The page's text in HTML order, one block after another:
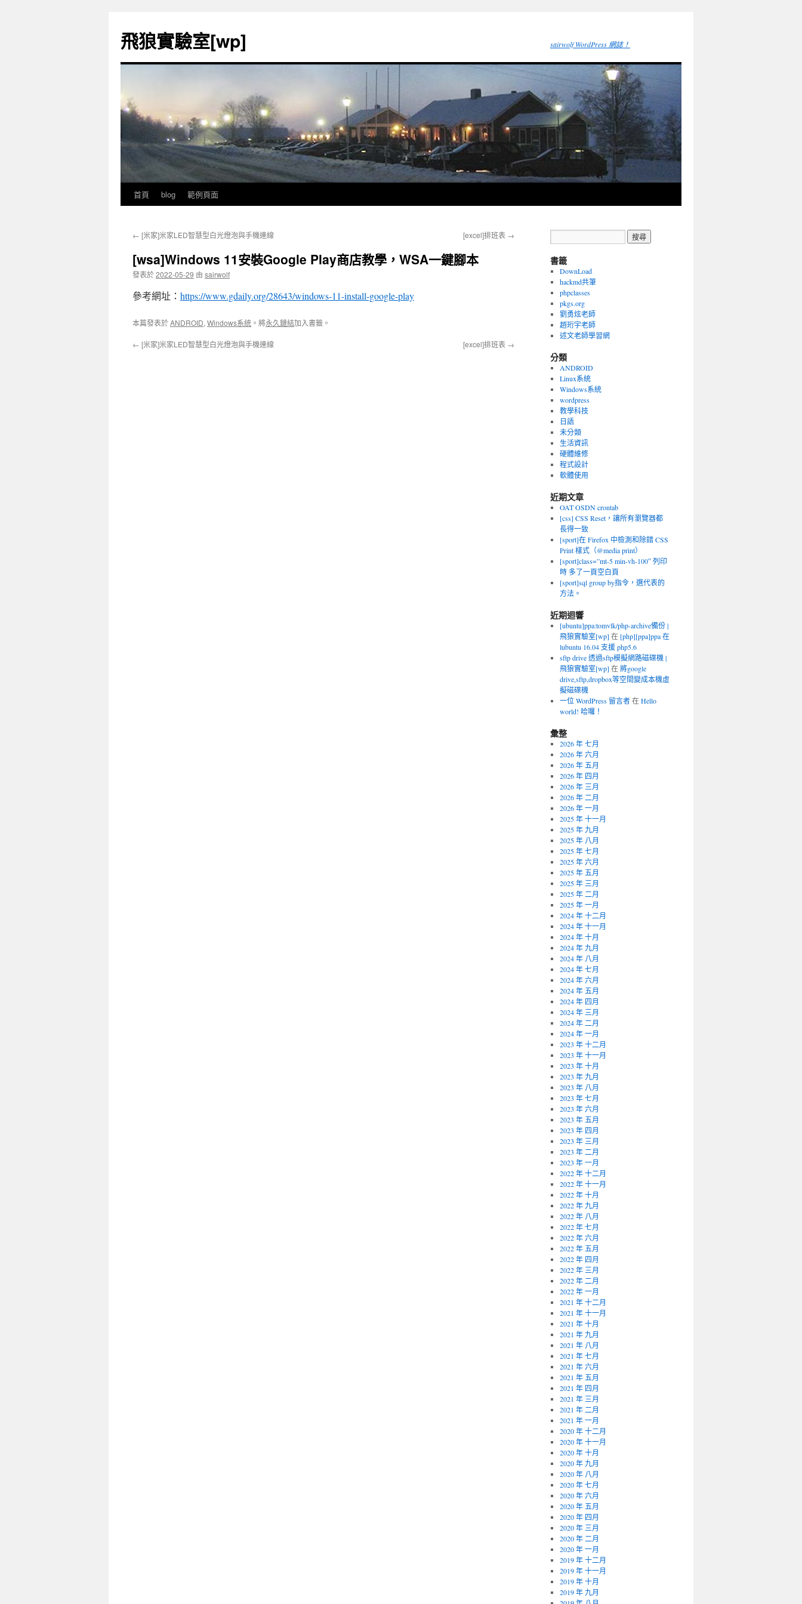
飛狼實驗室[wp] sairwolf WordPress 網誌！
內
首頁 blog 範例頁面
← [米家]米家LED智慧型白光燈泡與手機連線 [excel]排班表 →
[wsa]Windows 11安裝Google Play商店教學，WSA一鍵腳本
發表於2022-05-29 由 sairwolf
參考網址： https://www.gdaily.org/28643/windows-11-install-google-play
本篇發表於ANDROID, Windows系統 。將永久鏈結加入書籤。
← [米家]米家LED智慧型白光燈泡與手機連線 [excel]排班表 →
書籤
DownLoad
hackmd共筆
phpclasses
pkgs.org
劉勇炫老師
趙珩宇老師
述文老師學習網
分類
ANDROID
Linux系統
Windows系統
wordpress
教學科技
日語
未分類
生活資訊
硬體維修
程式設計
軟體使用
近期文章
OAT OSDN crontab
[css] CSS Reset，讓所有瀏覽器都
長得一致
[sport]在 Firefox 中檢測和除錯 CSS
Print 樣式（@media print）
[sport]class=”mt-5 min-vh-100″ 列印
時 多了一頁空白頁
[sport]sql group by指令，選代表的
方法。
近期迴響
[ubuntu]ppa:tomvlk/php-archive備份 |
飛狼實驗室[wp] 在 [php][ppa]ppa 在
lubuntu 16.04 支援 php5.6
sftp drive 透過sftp模擬網路磁碟機 |
飛狼實驗室[wp] 在將google
drive,sftp,dropbox等空間變成本機虛
擬磁碟機
一位 WordPress 留言者在Hello
world! 哈囉！
彙整
2026 年 七月
2026 年 六月
2026 年 五月
2026 年 四月
2026 年 三月
2026 年 二月
2026 年 一月
2025 年 十一月
2025 年 九月
2025 年 八月
2025 年 七月
2025 年 六月
2025 年 五月
2025 年 三月
2025 年 二月
2025 年 一月
2024 年 十二月
2024 年 十一月
2024 年 十月
2024 年 九月
2024 年 八月
2024 年 七月
2024 年 六月
2024 年 五月
2024 年 四月
2024 年 三月
2024 年 二月
2024 年 一月
2023 年 十二月
2023 年 十一月
2023 年 十月
2023 年 九月
2023 年 八月
2023 年 七月
2023 年 六月
2023 年 五月
2023 年 四月
2023 年 三月
2023 年 二月
2023 年 一月
2022 年 十二月
2022 年 十一月
2022 年 十月
2022 年 九月
2022 年 八月
2022 年 七月
2022 年 六月
2022 年 五月
2022 年 四月
2022 年 三月
2022 年 二月
2022 年 一月
2021 年 十二月
2021 年 十一月
2021 年 十月
2021 年 九月
2021 年 八月
2021 年 七月
2021 年 六月
2021 年 五月
2021 年 四月
2021 年 三月
2021 年 二月
2021 年 一月
2020 年 十二月
2020 年 十一月
2020 年 十月
2020 年 九月
2020 年 八月
2020 年 七月
2020 年 六月
2020 年 五月
2020 年 四月
2020 年 三月
2020 年 二月
2020 年 一月
2019 年 十二月
2019 年 十一月
2019 年 十月
2019 年 九月